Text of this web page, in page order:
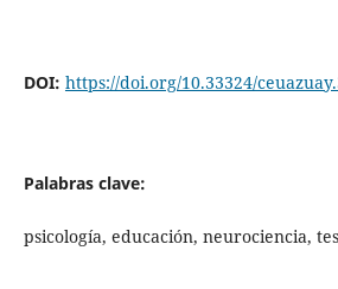
DOI: https://doi.org/10.33324/
Palabras clave:
psicología, educación, neurociencia,